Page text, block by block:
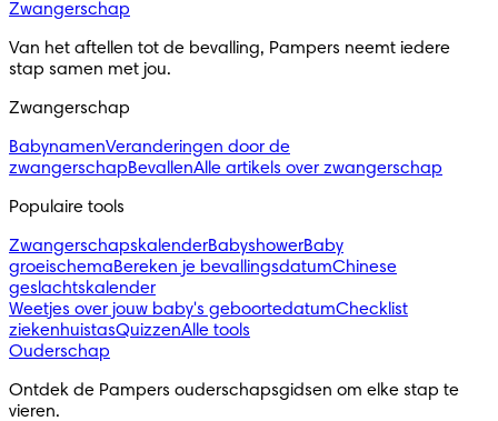
Zwangerschap
Van het aftellen tot de bevalling, Pampers neemt iedere
stap samen met jou.
Zwangerschap
BabynamenVeranderingen door de
zwangerschapBevallenAlle artikels over zwangerschap
Populaire tools
ZwangerschapskalenderBabyshowerBaby
groeischemaBereken je bevallingsdatumChinese
geslachtskalender
Weetjes over jouw baby's geboortedatumChecklist
ziekenhuistasQuizzenAlle tools
Ouderschap
Ontdek de Pampers ouderschapsgidsen om elke stap te
vieren.